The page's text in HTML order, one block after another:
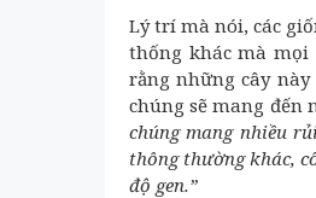
Lý trí mà nói, các
thống khác mà mọi
rằng những cây
chúng sẽ mang đến
chúng mang nhiều
thông thường khác,
độ gen.”